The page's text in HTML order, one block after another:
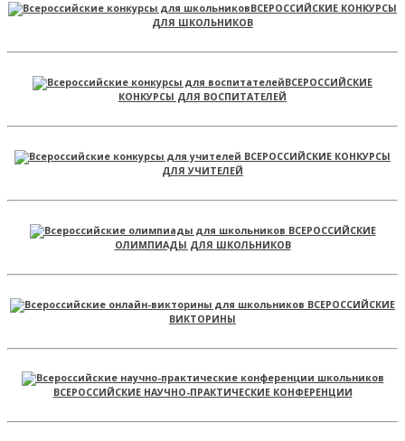
ВСЕРОССИЙСКИЕ КОНКУРСЫ
ДЛЯ ШКОЛЬНИКОВ
ВСЕРОССИЙСКИЕ
КОНКУРСЫ ДЛЯ ВОСПИТАТЕЛЕЙ
ВСЕРОССИЙСКИЕ КОНКУРСЫ
ДЛЯ УЧИТЕЛЕЙ
ВСЕРОССИЙСКИЕ
ОЛИМПИАДЫ ДЛЯ ШКОЛЬНИКОВ
ВСЕРОССИЙСКИЕ
ВИКТОРИНЫ
ВСЕРОССИЙСКИЕ НАУЧНО-ПРАКТИЧЕСКИЕ КОНФЕРЕНЦИИ